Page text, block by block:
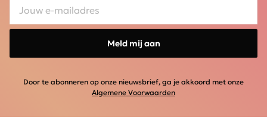
Meld mij aan
Door te abonneren op onze nieuwsbrief, ga je akkoord met onze
Algemene Voorwaarden